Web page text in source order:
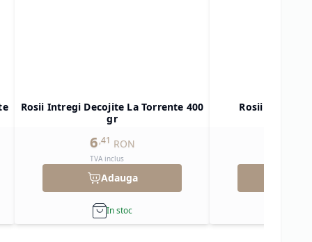
Rosii Intregi Decojite La Torrente 400
gr
6 ,41 RON
TVA inclus
Adauga
In stoc
Rosii Decojite